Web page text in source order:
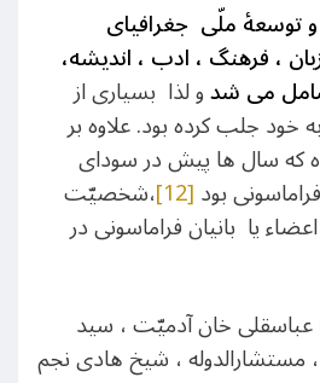
توسعۀ ملّی جغرافیای
، فرهنگ ، ادب ، اندیشه،
می شدو لذا بسیاری از
به خود جلب کرده بود. علاوه بر
که سال ها پیش در سودای
بود[12] ،شخصیّت
یا بانیان فراماسونی در
عباسقلی خان آدمیّت ، سید
مستشارالدوله ، شیخ هادی نجم